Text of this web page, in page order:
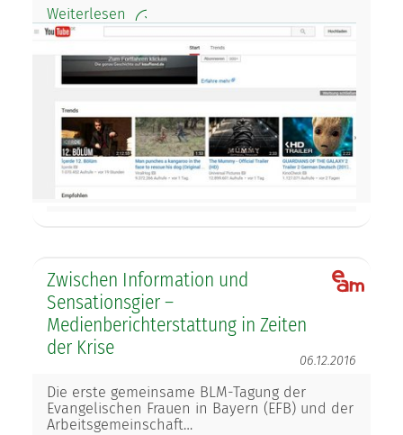
Weiterlesen
Zwischen Information und
Sensationsgier –
Medienberichterstattung in Zeiten
der Krise
06.12.2016
Die erste gemeinsame BLM-Tagung der
Evangelischen Frauen in Bayern (EFB) und der
Arbeitsgemeinschaft…